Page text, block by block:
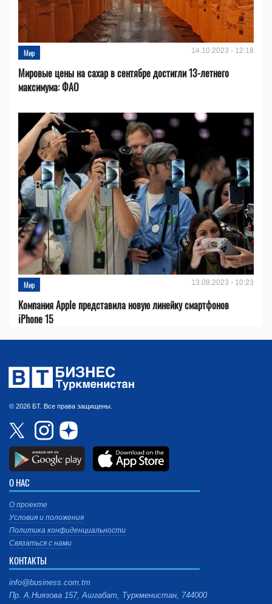
Мир 14.10.2023 - 12:18
Мировые цены на сахар в сентябре достигли 13-летнего
максимума: ФАО
Мир 13.09.2023 - 10:23
Компания Apple представила новую линейку смартфонов
iPhone 15
© 2026 БТ. Все права защищены.
О НАС
О проекте
Условия и положения
Политика конфиденциальности
Связаться с нами
КОНТАКТЫ
info@business.com.tm
Пр. А.Ниязова 157, Ашгабат, Туркменистан, 744000